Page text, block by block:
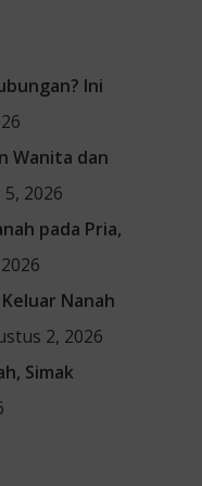
Ini
Wanita dan
2026
pada Pria,
Nanah
2, 2026
Simak